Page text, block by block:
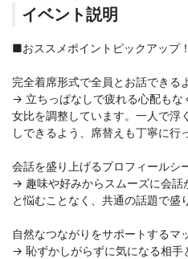
イベント説明
■おススメポイントピックアップ！
完全着席形式で全員とお話できる
→ 立ちっぱなしで疲れる心配もな
女比を調整しています。一人で浮
しできるよう、席替えも丁寧に行
会話を盛り上げるプロフィールシ
→ 趣味や好みからスムーズに会話
と悩むことなく、共通の話題で盛
自然なつながりをサポートするマ
→ 恥ずかしがらずに気になる相手